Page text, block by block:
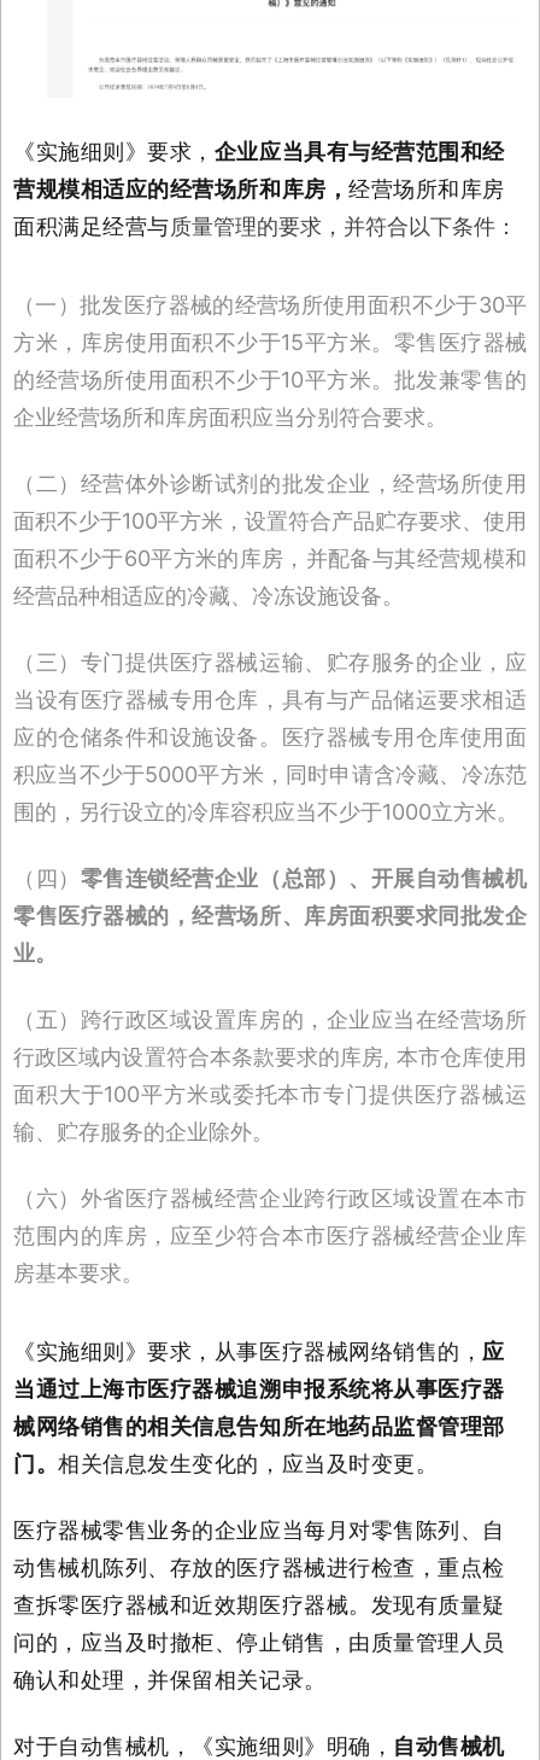
《实施细则》要求， 企业应当具有与经营范围和经
营规模相适应的经营场所和库房，经营场所和库房
面积满足经营与质量管理的要求，并符合以下条件：
（一）批发医疗器械的经营场所使用面积不少于30平
方米，库房使用面积不少于15平方米。零售医疗器械
的经营场所使用面积不少于10平方米。批发兼零售的
企业经营场所和库房面积应当分别符合要求。
（二）经营体外诊断试剂的批发企业，经营场所使用
面积不少于100平方米，设置符合产品贮存要求、使用
面积不少于60平方米的库房，并配备与其经营规模和
经营品种相适应的冷藏、冷冻设施设备。
（三）专门提供医疗器械运输、贮存服务的企业，应
当设有医疗器械专用仓库，具有与产品储运要求相适
应的仓储条件和设施设备。医疗器械专用仓库使用面
积应当不少于5000平方米，同时申请含冷藏、冷冻范
围的，另行设立的冷库容积应当不少于1000立方米。
（四） 零售连锁经营企业（总部）、开展自动售械机
零售医疗器械的，经营场所、库房面积要求同批发企
业。
（五）跨行政区域设置库房的，企业应当在经营场所
行政区域内设置符合本条款要求的库房, 本市仓库使用
面积大于100平方米或委托本市专门提供医疗器械运
输、贮存服务的企业除外。
（六）外省医疗器械经营企业跨行政区域设置在本市
范围内的库房，应至少符合本市医疗器械经营企业库
房基本要求。
《实施细则》要求，从事医疗器械网络销售的，应
当通过上海市医疗器械追溯申报系统将从事医疗器
械网络销售的相关信息告知所在地药品监督管理部
门。相关信息发生变化的，应当及时变更。
医疗器械零售业务的企业应当每月对零售陈列、自
动售械机陈列、存放的医疗器械进行检查，重点检
查拆零医疗器械和近效期医疗器械。发现有质量疑
问的，应当及时撤柜、停止销售，由质量管理人员
确认和处理，并保留相关记录。
对于自动售械机，《实施细则》明确， 自动售械机